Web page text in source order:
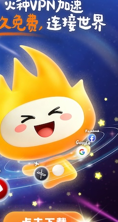
支持 [0] 反对 [0]
支持
旋风加速器
中心 雷霆加速
狂飙加速器
酷通加速器
原子加速器下载安卓
白鲸加速
黑洞vqn加速
猎豹加速器官网
旋风加速度器